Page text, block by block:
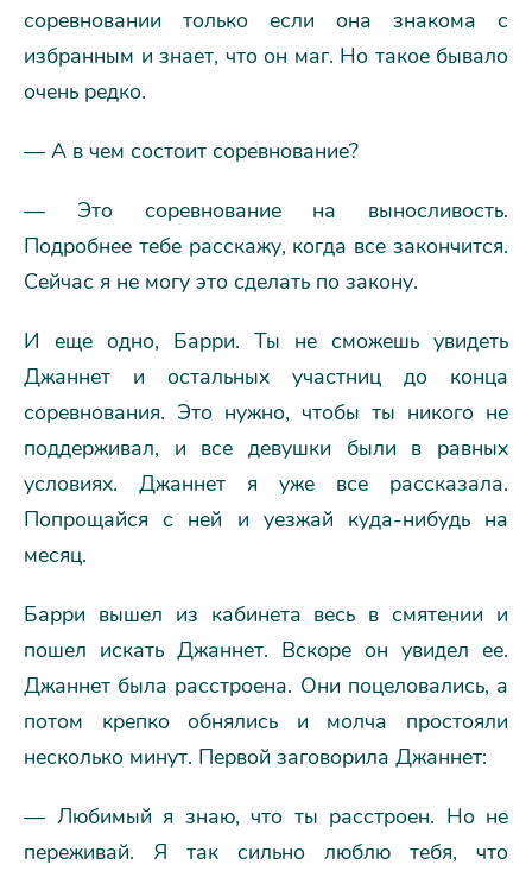
соревновании только если она знакома с
избранным и знает, что он маг. Но такое бывало
очень редко.
— А в чем состоит соревнование?
— Это соревнование на выносливость.
Подробнее тебе расскажу, когда все закончится.
Сейчас я не могу это сделать по закону.
И еще одно, Барри. Ты не сможешь увидеть
Джаннет и остальных участниц до конца
соревнования. Это нужно, чтобы ты никого не
поддерживал, и все девушки были в равных
условиях. Джаннет я уже все рассказала.
Попрощайся с ней и уезжай куда-нибудь на
месяц.
Барри вышел из кабинета весь в смятении и
пошел искать Джаннет. Вскоре он увидел ее.
Джаннет была расстроена. Они поцеловались, а
потом крепко обнялись и молча простояли
несколько минут. Первой заговорила Джаннет:
— Любимый я знаю, что ты расстроен. Но не
переживай. Я так сильно люблю тебя, что